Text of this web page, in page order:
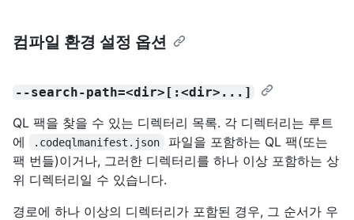
컴파일 환경 설정 옵션
--search-path=<dir>[:<dir>...]
QL 팩을 찾을 수 있는 디렉터리 목록. 각 디렉터리는 루트
에
.codeqlmanifest.json
파일을 포함하는 QL 팩(또는
팩 번들)이거나, 그러한 디렉터리를 하나 이상 포함하는 상
위 디렉터리일 수 있습니다.
경로에 하나 이상의 디렉터리가 포함된 경우, 그 순서가 우